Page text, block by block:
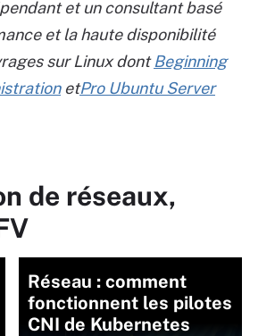
et un consultant basé
et la haute disponibilité
sur Linux dontBeginning
etPro Ubuntu Server
de réseaux,
Réseau : comment
fonctionnent les pilotes
CNI de Kubernetes